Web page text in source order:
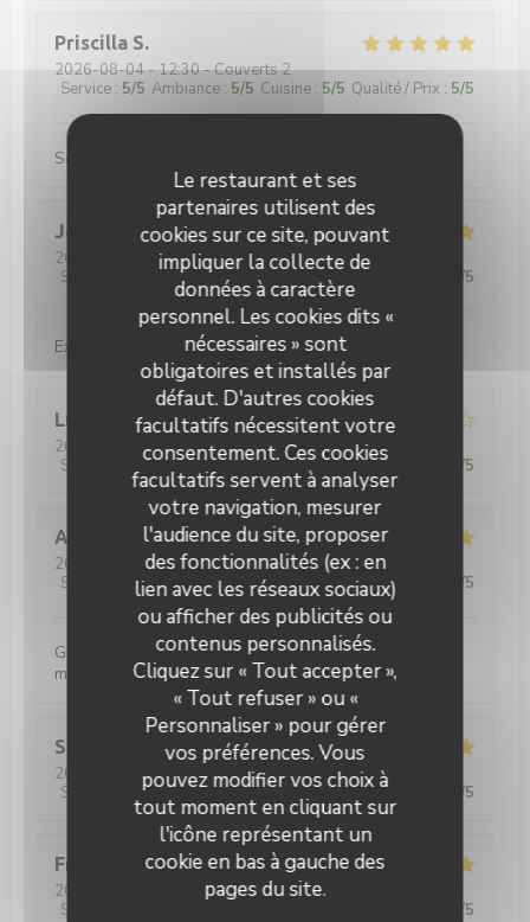
Le restaurant et ses
partenaires utilisent des
cookies sur ce site, pouvant
impliquer la collecte de
données à caractère
personnel. Les cookies dits «
nécessaires » sont
obligatoires et installés par
défaut. D'autres cookies
facultatifs nécessitent votre
consentement. Ces cookies
facultatifs servent à analyser
votre navigation, mesurer
l'audience du site, proposer
des fonctionnalités (ex : en
lien avec les réseaux sociaux)
ou afficher des publicités ou
contenus personnalisés.
Cliquez sur « Tout accepter »,
« Tout refuser » ou «
Personnaliser » pour gérer
vos préférences. Vous
pouvez modifier vos choix à
tout moment en cliquant sur
l'icône représentant un
cookie en bas à gauche des
pages du site.
Priscilla S
2026-08-04- 12:30 - Couverts 2
Service : 5/5 Ambiance : 5/5 Cuisine : 5/5 Qualité / Prix : 5/5
Service rapide, repas copieux Très bon
Jean-Luc
H
2026-07-30
- 19:30 - Couverts 2
Service
Ambiance : Cuisine 5/5 /5
Excellent burger 🍔
Luis
2026-07-31- 21:00 - Couverts 4
Service
/5 Ambiance:4/5 Cuisine: 4/5 Qualité / Prix /5
Andreas
W
2026-07-29 - 19:00 - Couverts 4
Service
/5 Ambiance:5/5 Cuisine: 5/5 Qualité / Prix /5
Gutes Bier, gutes Essen, gute Musik - was will man
mehr?
Sara
2026-07-28- 20:15 - Couverts 5
Service
/5 Ambiance:5/5 Cuisine: 5/5 Qualité / Prix /5
Fred
2026-07-24
- 20:00 - Couverts 2
Service
/5